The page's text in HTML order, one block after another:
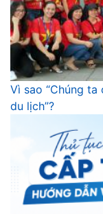
Vì sao “Chúng
du lịch”?